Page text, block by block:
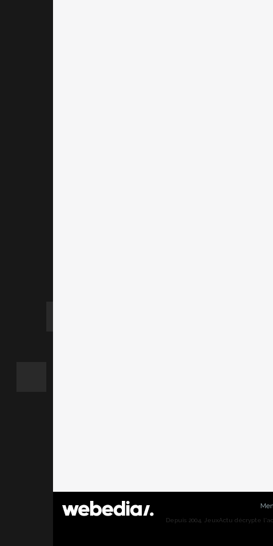
Depuis 2004, JeuxActu décrypte